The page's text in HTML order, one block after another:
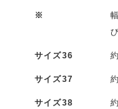
※
サイズ36
サイズ37
サイズ38